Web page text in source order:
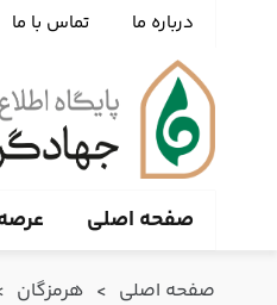
درباره ما تماس با ما
صفحه اصلی
صفحه اصلی > هرمزگان